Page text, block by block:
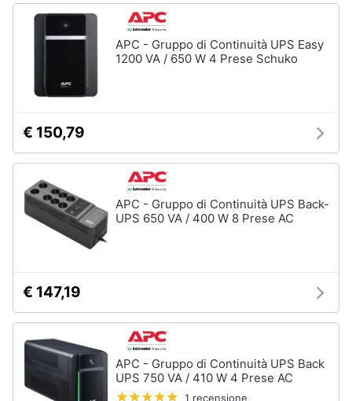
APC - Gruppo di Continuità UPS Easy
1200 VA / 650 W 4 Prese Schuko
€ 150,79
APC - Gruppo di Continuità UPS Back-
UPS 650 VA / 400 W 8 Prese AC
€ 147,19
APC - Gruppo di Continuità UPS Back
UPS 750 VA / 410 W 4 Prese AC
1 recensione